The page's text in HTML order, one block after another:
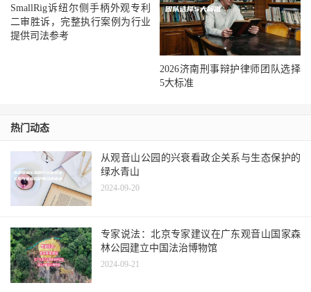
SmallRig诉纽尔侧手柄外观专利
二审胜诉，完整执行案例为行业
提供司法参考
2026济南刑事辩护律师团队选择
5大标准
热门动态
从观音山公园的兴衰看政企关系与生态保护的
绿水青山
2024-09-20
专家说法：北京专家建议在广东观音山国家森
林公园建立中国法治博物馆
2024-09-21